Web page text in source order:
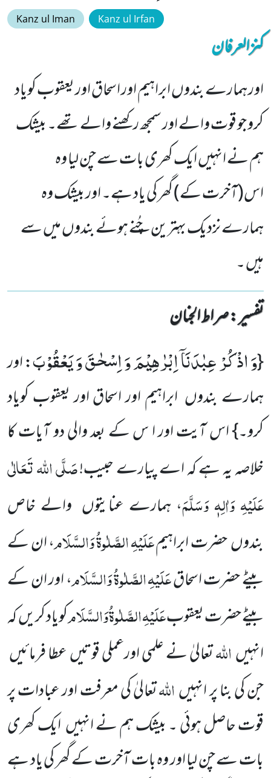
Kanz ul Iman Kanz ul Irfan
کنزالعرفان
اور ہمارے بندوں ابراہیم اور اسحاق اور یعقوب کویاد
کرو جو قوت والے اور سمجھ رکھنے والے تھے۔ بیشک
ہم نے انہیں ایک کھری بات سے چن لیا وہ
اس(آخرت کے) گھر کی یاد ہے۔ اور بیشک وہ
ہمارے نزدیک بہترین چُنے ہوئے بندوں میں سے
ہیں ۔
تفسیر : ‎صراط الجنان
{وَ اذْكُرْ عِبٰدَنَاۤ اِبْرٰهِیْمَ وَ اِسْحٰقَ وَ یَعْقُوْبَ: اور
ہمارے بندوں ابراہیم اور اسحاق اور یعقوب کویاد
کرو۔} اس آیت اور ا س کے بعد والی دو آیات کا
خلاصہ یہ ہے کہ اے پیارے حبیب!صَلَّی اللہ تَعَالٰی
عَلَیْہِ وَاٰلِہٖ وَسَلَّمَ، ہمارے عنایتوں والے خاص
بندوں حضرت ابراہیمعَلَیْہِالصَّلٰوۃُوَالسَّلَام، ان کے
بیٹے حضرت اسحاقعَلَیْہِالصَّلٰوۃُوَالسَّلَام، اور ان کے
بیٹے حضرت یعقوبعَلَیْہِالصَّلٰوۃُوَالسَّلَامکویاد کریں کہ
انہیںاللہتعالیٰ نے علمی اورعملی قوتیں عطا فرمائیں
جن کی بنا پر انہیںاللہتعالیٰ کی معرفت اور عبادات پر
قوت حاصل ہوئی ۔ بیشک ہم نے انہیں ایک کھری
بات سے چن لیا اور وہ بات آخرت کے گھر کی یاد ہے